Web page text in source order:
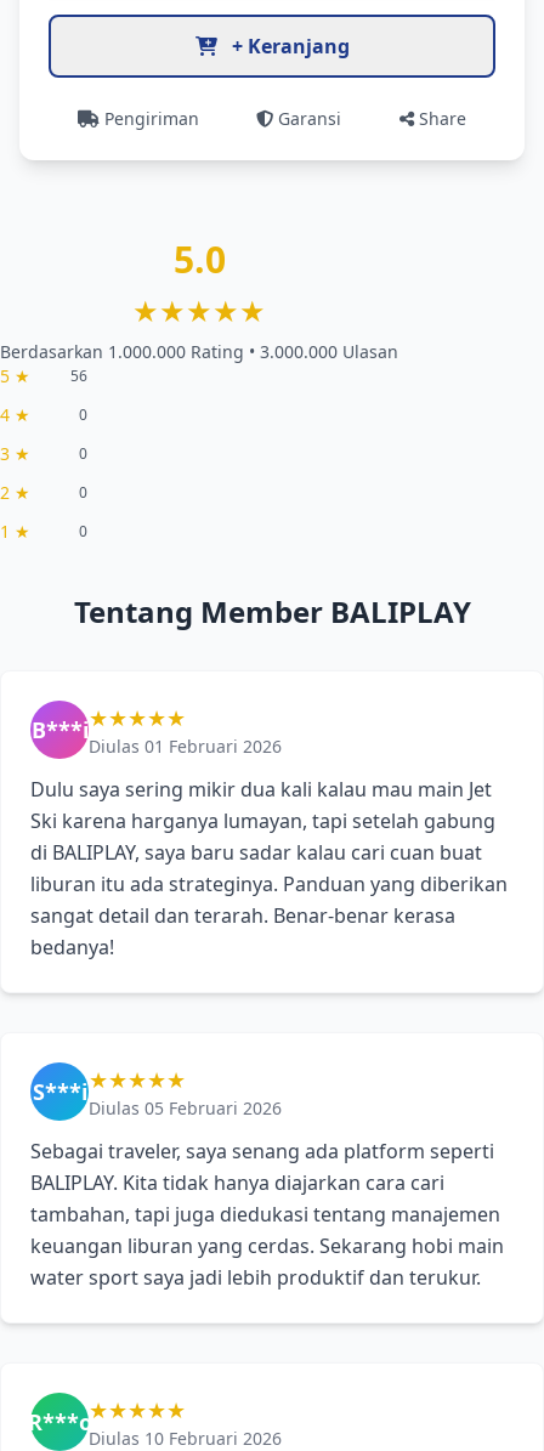
+ Keranjang
Pengiriman Garansi Share
5.0
★★★★★
Berdasarkan 1.000.000 Rating • 3.000.000 Ulasan
5 ★
56
4 ★ 0
3 ★ 0
2 ★ 0
1 ★ 0
Tentang Member BALIPLAY
B***i★★★★★
Diulas 01 Februari 2026
Dulu saya sering mikir dua kali kalau mau main Jet
Ski karena harganya lumayan, tapi setelah gabung
di BALIPLAY, saya baru sadar kalau cari cuan buat
liburan itu ada strateginya. Panduan yang diberikan
sangat detail dan terarah. Benar-benar kerasa
bedanya!
S***i★★★★★
Diulas 05 Februari 2026
Sebagai traveler, saya senang ada platform seperti
BALIPLAY. Kita tidak hanya diajarkan cara cari
tambahan, tapi juga diedukasi tentang manajemen
keuangan liburan yang cerdas. Sekarang hobi main
water sport saya jadi lebih produktif dan terukur.
R***o★★★★★
Diulas 10 Februari 2026